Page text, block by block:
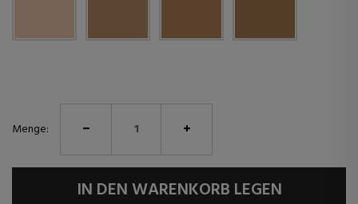
Menge:
IN DEN WARENKORB LEGEN